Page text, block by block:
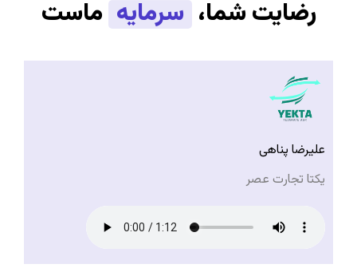
رضایت شما، سرمایه ماست
علیرضا پناهی
یکتا تجارت عصر